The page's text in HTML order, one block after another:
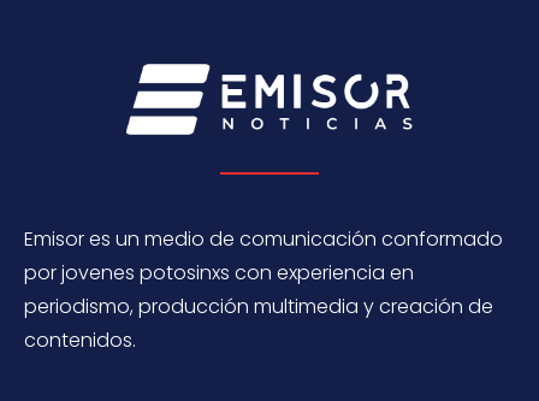
Emisor es un medio de comunicación conformado
por jovenes potosinxs con experiencia en
periodismo, producción multimedia y creación de
contenidos.